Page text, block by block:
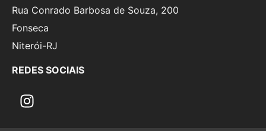
Rua Conrado Barbosa de Souza, 200
Fonseca
Niterói-RJ
REDES SOCIAIS